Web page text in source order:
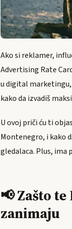
Ako si reklamer,
Advertising Rate
u digital marketingu,
kako da izvadiš
U ovoj priči ću ti
Montenegro, i kako
gledalaca. Plus, ima
📢 Zašto
zanimaju